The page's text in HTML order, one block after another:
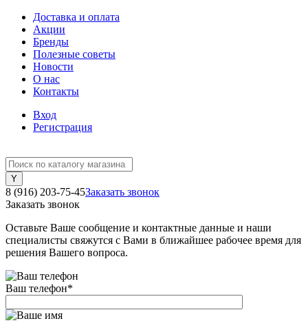
Доставка и оплата
Акции
Бренды
Полезные советы
Новости
О нас
Контакты
Вход
Регистрация
8 (916) 203-75-45Заказать звонок
Заказать звонок
Оставьте Ваше сообщение и контактные данные и наши
специалисты свяжутся с Вами в ближайшее рабочее время для
решения Вашего вопроса.
Ваш телефон*